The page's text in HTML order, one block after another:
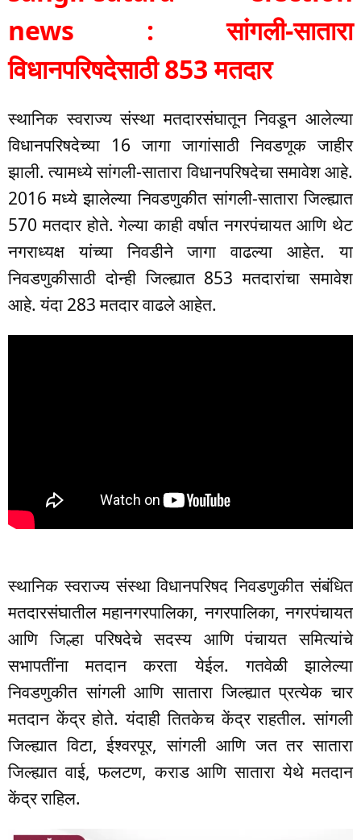
news : सांगली-सातारा
विधानपरिषदेसाठी 853 मतदार
स्थानिक स्वराज्य संस्था मतदारसंघातून निवडून आलेल्या
विधानपरिषदेच्या 16 जागा जागांसाठी निवडणूक जाहीर
झाली. त्यामध्ये सांगली-सातारा विधानपरिषदेचा समावेश आहे.
2016 मध्ये झालेल्या निवडणुकीत सांगली-सातारा जिल्ह्यात
570 मतदार होते. गेल्या काही वर्षात नगरपंचायत आणि थेट
नगराध्यक्ष यांच्या निवडीने जागा वाढल्या आहेत. या
निवडणुकीसाठी दोन्ही जिल्ह्यात 853 मतदारांचा समावेश
आहे. यंदा 283 मतदार वाढले आहेत.
स्थानिक स्वराज्य संस्था विधानपरिषद निवडणुकीत संबंधित
मतदारसंघातील महानगरपालिका, नगरपालिका, नगरपंचायत
आणि जिल्हा परिषदेचे सदस्य आणि पंचायत समित्यांचे
सभापतींना मतदान करता येईल. गतवेळी झालेल्या
निवडणुकीत सांगली आणि सातारा जिल्ह्यात प्रत्येक चार
मतदान केंद्र होते. यंदाही तितकेच केंद्र राहतील. सांगली
जिल्ह्यात विटा, ईश्वरपूर, सांगली आणि जत तर सातारा
जिल्ह्यात वाई, फलटण, कराड आणि सातारा येथे मतदान
केंद्र राहिल.